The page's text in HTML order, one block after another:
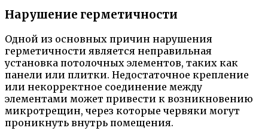
Нарушение герметичности
Одной из основных причин нарушения
герметичности является неправильная
установка потолочных элементов, таких как
панели или плитки. Недостаточное крепление
или некорректное соединение между
элементами может привести к возникновению
микротрещин, через которые червяки могут
проникнуть внутрь помещения.